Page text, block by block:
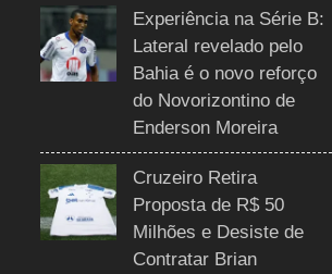
Experiência na Série B:
Lateral revelado pelo
Bahia é o novo reforço
do Novorizontino de
Enderson Moreira
Cruzeiro Retira
Proposta de R$ 50
Milhões e Desiste de
Contratar Brian